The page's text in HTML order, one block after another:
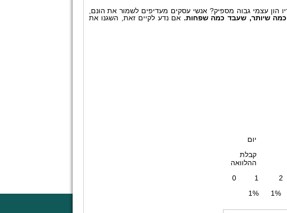
עצמי גבוה מספיק? אנשי עסקים מעדיפים לשמור את הונם,
שיותר, שעבד כמה שפחות. אם נדע לקיים זאת, השגנו את
יום
קבלת
ההלוואה